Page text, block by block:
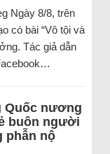
Ngày 8/8, trên
có bài “Vô tội và
Tác giả dẫn
Quốc nương
buôn người
phẫn nộ